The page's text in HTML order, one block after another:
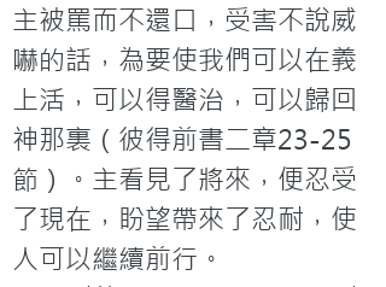
主被罵而不還口，受害不說威
嚇的話，為要使我們可以在義
上活，可以得醫治，可以歸回
神那裏（彼得前書二章23-25
節）。主看見了將來，便忍受
了現在，盼望帶來了忍耐，使
人可以繼續前行。